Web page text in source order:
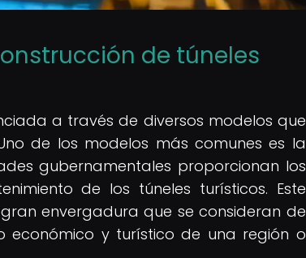
de túneles
a través de diversos modelos que
de los modelos más comunes es la
gubernamentales proporcionan los
de los túneles turísticos. Este
envergadura que se consideran de
económico y turístico de una región o